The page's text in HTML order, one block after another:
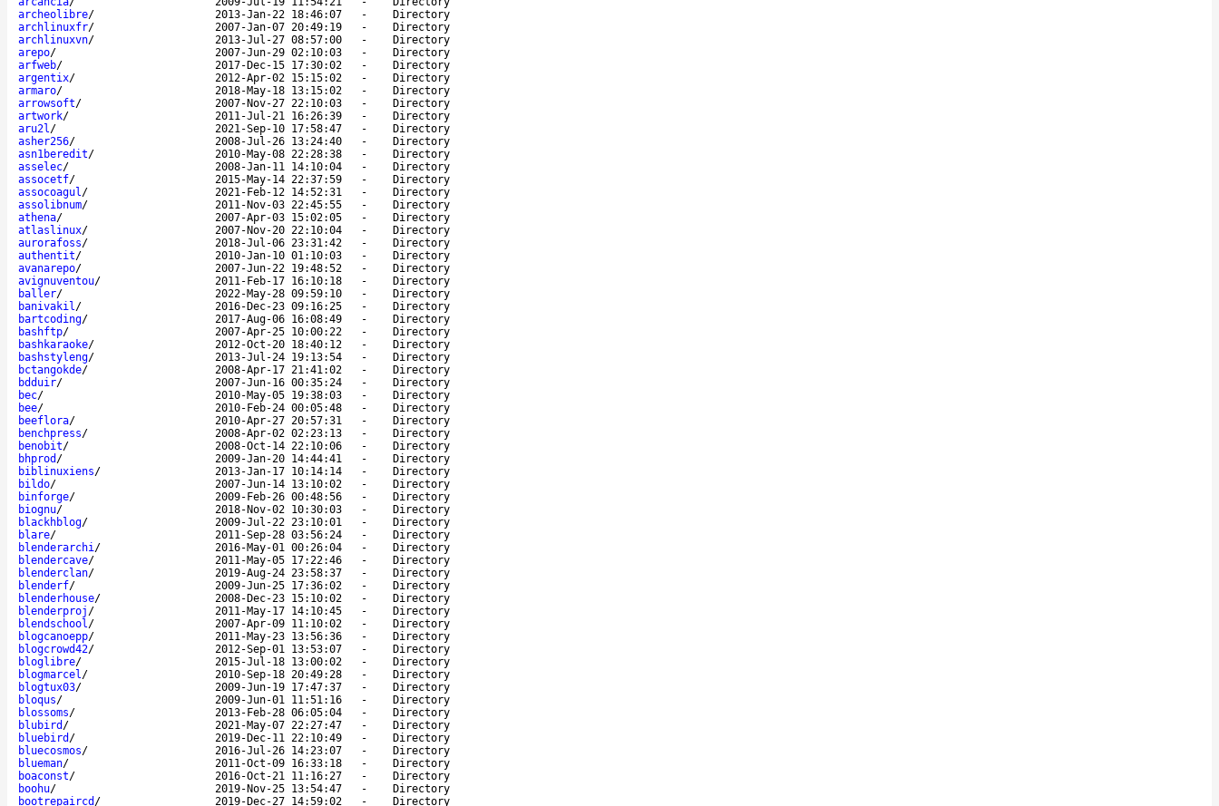
archeolibre/ 2013-Jan-22 18:46:07 -
Directory
archlinuxfr/ 2007-Jan-07 20:49:19 -
Directory
archlinuxvn/ 2013-Jul-27 08:57:00 -
Directory
arepo/ 2007-Jun-29 02:10:03 -
Directory
arfweb/ 2017-Dec-15 17:30:02 -
Directory
argentix/ 2012-Apr-02 15:15:02 -
Directory
armaro/ 2018-May-18 13:15:02 -
Directory
arrowsoft/ 2007-Nov-27 22:10:03 -
Directory
artwork/ 2011-Jul-21 16:26:39 -
Directory
aru2l/ 2021-Sep-10 17:58:47 -
Directory
asher256/ 2008-Jul-26 13:24:40 -
Directory
asn1beredit/ 2010-May-08 22:28:38 -
Directory
asselec/ 2008-Jan-11 14:10:04 -
Directory
assocetf/ 2015-May-14 22:37:59 -
Directory
assocoagul/ 2021-Feb-12 14:52:31 -
Directory
assolibnum/ 2011-Nov-03 22:45:55 -
Directory
athena/ 2007-Apr-03 15:02:05 -
Directory
atlaslinux/ 2007-Nov-20 22:10:04 -
Directory
aurorafoss/ 2018-Jul-06 23:31:42 -
Directory
authentit/ 2010-Jan-10 01:10:03 -
Directory
avanarepo/ 2007-Jun-22 19:48:52 -
Directory
avignuventou/ 2011-Feb-17 16:10:18 -
Directory
baller/ 2022-May-28 09:59:10 -
Directory
banivakil/ 2016-Dec-23 09:16:25 -
Directory
bartcoding/ 2017-Aug-06 16:08:49 -
Directory
bashftp/ 2007-Apr-25 10:00:22 -
Directory
bashkaraoke/ 2012-Oct-20 18:40:12 -
Directory
bashstyleng/ 2013-Jul-24 19:13:54 -
Directory
bctangokde/ 2008-Apr-17 21:41:02 -
Directory
bdduir/ 2007-Jun-16 00:35:24 -
Directory
bec/ 2010-May-05 19:38:03 -
Directory
bee/ 2010-Feb-24 00:05:48 -
Directory
beeflora/ 2010-Apr-27 20:57:31 -
Directory
benchpress/ 2008-Apr-02 02:23:13 -
Directory
benobit/ 2008-Oct-14 22:10:06 -
Directory
bhprod / 2009-Jan-20 14:44:41 -
Directory
biblinuxiens/ 2013-Jan-17 10:14:14 -
Directory
bildo/ 2007-Jun-14 13:10:02 -
Directory
binforge/ 2009-Feb-26 00:48:56 -
Directory
biognu/ 2018-Nov-02 10:30:03 -
Directory
blackhblog/ 2009-Jul-22 23:10:01 -
Directory
blare/ 2011-Sep-28 03:56:24 -
Directory
blenderarchi/ 2016-May-01 00:26:04 -
Directory
blendercave/ 2011-May-05 17:22:46 -
Directory
blenderclan/ 2019-Aug-24 23:58:37 -
Directory
blenderf/ 2009-Jun-25 17:36:02 -
Directory
blenderhouse/ 2008-Dec-23 15:10:02 -
Directory
blenderproj / 2011-May-17 14:10:45 -
Directory
blendschool/ 2007-Apr-09 11:10:02 -
Directory
blogcanoepp/ 2011-May-23 13:56:36 -
Directory
blogcrowd42/ 2012-Sep-01 13:53:07 -
Directory
bloglibre/ 2015-Jul-18 13:00:02 -
Directory
blogmarcel/ 2010-Sep-18 20:49:28 -
Directory
blogtux03/ 2009-Jun-19 17:47:37 -
Directory
bloqus/ 2009-Jun-01 11:51:16 -
Directory
blossoms/ 2013-Feb-28 06:05:04 -
Directory
blubird / 2021-May-07 22:27:47 -
Directory
bluebird / 2019-Dec-11 22:10:49 -
Directory
bluecosmos/ 2016-Jul-26 14:23:07 -
Directory
blueman/ 2011-Oct-09 16:33:18 -
Directory
boaconst/ 2016-Oct-21 11:16:27 -
Directory
boohu/ 2019-Nov-25 13:54:47 -
Directory
bootrepaircd / 2019-Dec-27 14:59:02 -
Directory